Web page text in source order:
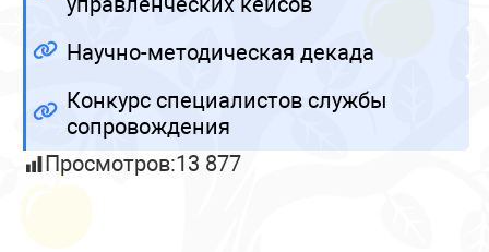
Научно-методическая декада
Конкурс специалистов службы
сопровождения
Просмотров:13 877